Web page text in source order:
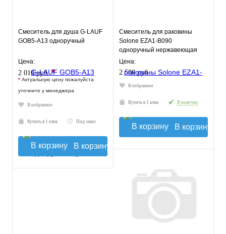
Смеситель для душа G-LAUF
GOB5-A13 одноручный
Цена:
2 010 руб.*
* Актуальную цену пожалуйста
уточните у менеджера
В избранное
Купить в 1 клик Под заказ
В корзину
Смеситель для раковины
Solone EZA1-B090
одноручный нержавеющая
сталь
Цена:
2 500 руб.
В избранное
Купить в 1 клик В наличии
В корзину